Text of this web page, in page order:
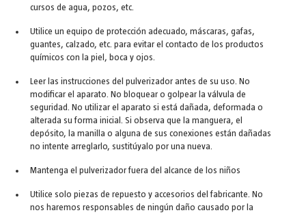
cursos de agua, pozos, etc.
Utilice un equipo de protección adecuado, máscaras, gafas,
guantes, calzado, etc. para evitar el contacto de los productos
químicos con la piel, boca y ojos.
Leer las instrucciones del pulverizador antes de su uso. No
modificar el aparato. No bloquear o golpear la válvula de
seguridad. No utilizar el aparato si está dañada, deformada o
alterada su forma inicial. Si observa que la manguera, el
depósito, la manilla o alguna de sus conexiones están dañadas
no intente arreglarlo, sustitúyalo por una nueva.
Mantenga el pulverizador fuera del alcance de los niños
Utilice solo piezas de repuesto y accesorios del fabricante. No
nos haremos responsables de ningún daño causado por la